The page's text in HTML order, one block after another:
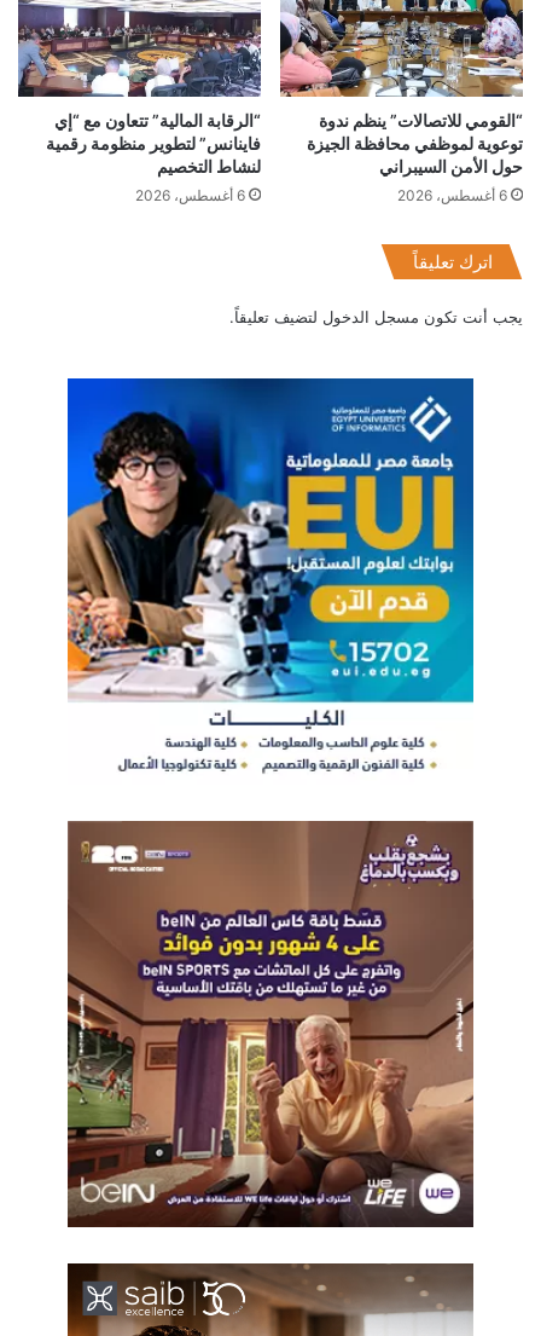
تيك ستيب مستثمرين مصريين
“القومي للاتصالات” ينظم ندوة
توعوية لموظفي محافظة الجيزة
حول الأمن السيبراني
6 أغسطس، 2026
“الرقابة المالية” تتعاون مع “إي
فاينانس” لتطوير منظومة رقمية
لنشاط التخصيم
6 أغسطس، 2026
اترك تعليقاً
يجب أنت تكون مسجل الدخول لتضيف تعليقاً.